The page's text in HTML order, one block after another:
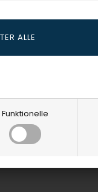
Funktionelle